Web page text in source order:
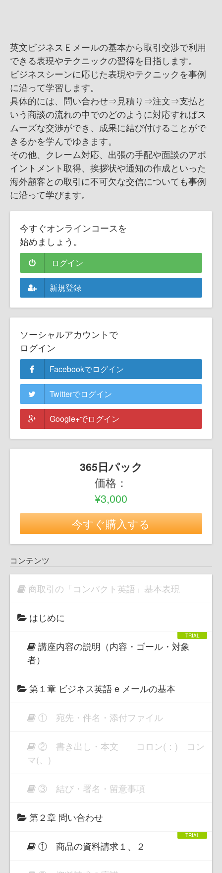
英文ビジネスＥメールの基本から取引交渉で利用
できる表現やテクニックの習得を目指します。
ビジネスシーンに応じた表現やテクニックを事例
に沿って学習します。
具体的には、問い合わせ⇒見積り⇒注文⇒支払と
いう商談の流れの中でのどのように対応すればス
ムーズな交渉ができ、成果に結び付けることがで
きるかを学んでゆきます。
その他、クレーム対応、出張の手配や面談のアポ
イントメント取得、挨拶状や通知の作成といった
海外顧客との取引に不可欠な交信についても事例
に沿って学びます。
今すぐオンラインコースを
始めましょう。
ログイン
新規登録
ソーシャルアカウントで
ログイン
Facebookでログイン
Twitterでログイン
Google+でログイン
365日パック
価格：
¥3,000
今すぐ購入する
コンテンツ
商取引の「コンパクト英語」基本表現
はじめに
講座内容の説明（内容・ゴール・対象
者）
第１章 ビジネス英語 e メールの基本
① 宛先・件名・添付ファイル
② 書き出し・本文 コロン(：) コン
マ(、)
③ 結び・署名・留意事項
第２章 問い合わせ
① 商品の資料請求１、２